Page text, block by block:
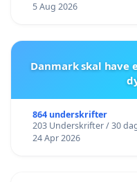
5 Aug 2026
Danmark skal have
864 underskrifter
203 Underskrifter / 30
24 Apr 2026